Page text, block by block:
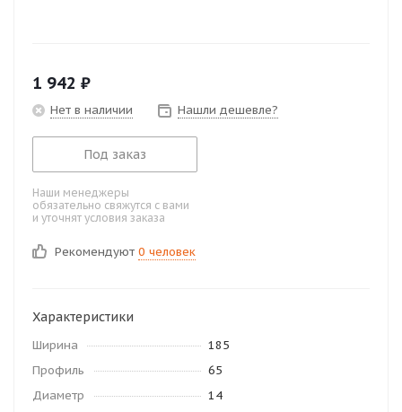
1 942 ₽
Нет в наличии Нашли дешевле?
Под заказ
Наши менеджеры
обязательно свяжутся с вами
и уточнят условия заказа
Рекомендуют 0 человек
Характеристики
Ширина
185
Профиль
65
Диаметр
14